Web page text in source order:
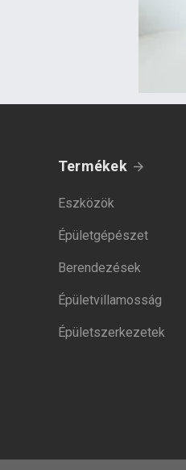
Termékek
Eszközök
Épületgépészet
Berendezések
Épületvillamosság
Épületszerkezetek